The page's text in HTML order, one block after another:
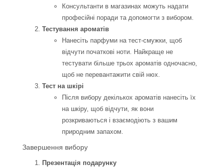
Консультанти в магазинах можуть надати
професійні поради та допомогти з вибором.
Тестування ароматів
Нанесіть парфуми на тест-смужки, щоб
відчути початкові ноти. Найкраще не
тестувати більше трьох ароматів одночасно,
щоб не перевантажити свій нюх.
Тест на шкірі
Після вибору декількох ароматів нанесіть їх
на шкіру, щоб відчути, як вони
розкриваються і взаємодіють з вашим
природним запахом.
Завершення вибору
Презентація подарунку